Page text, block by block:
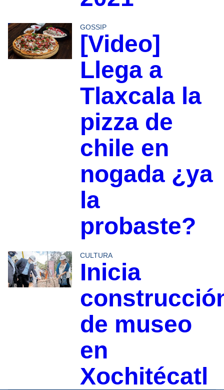
GOSSIP
[Video]
Llega a
Tlaxcala la
pizza de
chile en
nogada ¿ya
la
probaste?
CULTURA
Inicia
de museo
en
Xochitécatl